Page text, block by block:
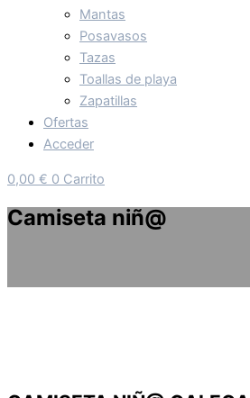
Mantas
Posavasos
Tazas
Toallas de playa
Zapatillas
Ofertas
Acceder
0,00 € 0 Carrito
Camiseta niñ@